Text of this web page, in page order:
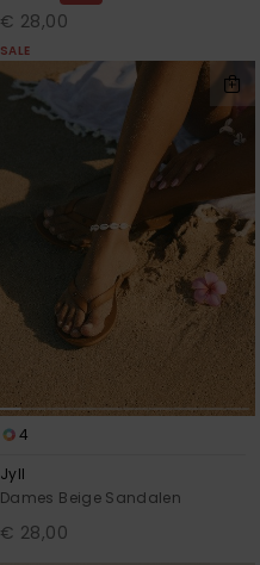
€ 28,00
SALE
4
Jyll
Dames Beige Sandalen
€ 28,00